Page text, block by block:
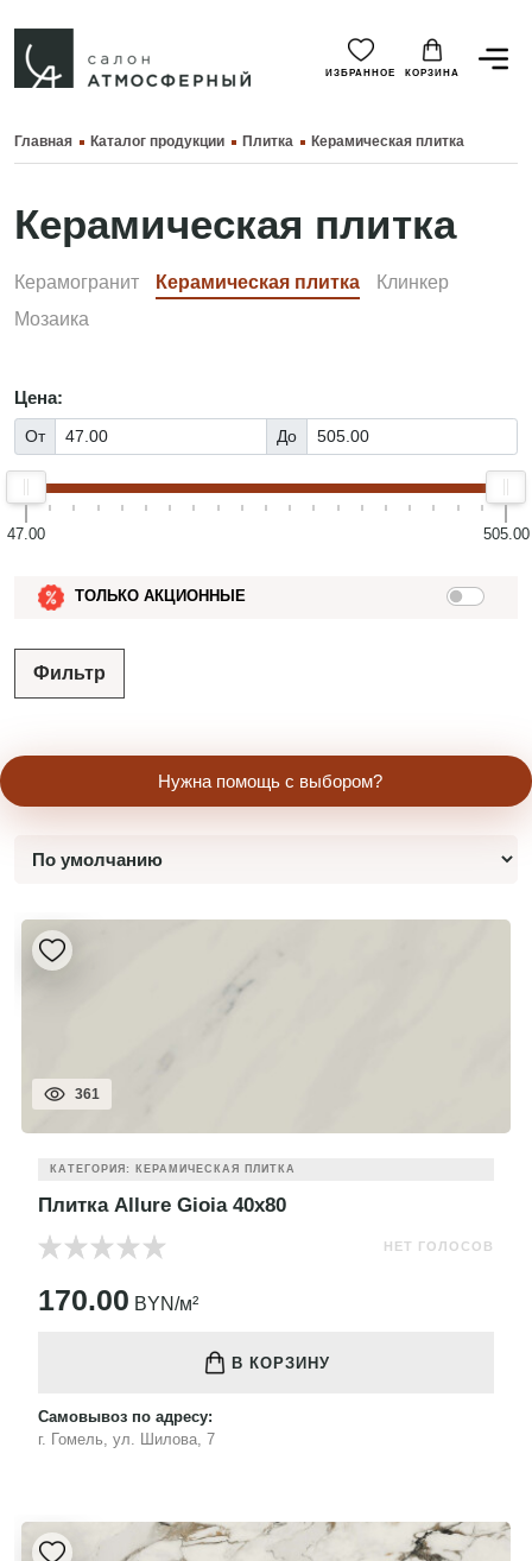
ИЗБРАННОЕ КОРЗИНА
Главная Каталог продукции Плитка Керамическая плитка
Керамическая плитка
Керамогранит Керамическая плитка
Клинкер
Мозаика
Цена:
От До
47.00 505.00
ТОЛЬКО АКЦИОННЫЕ
Фильтр
Нужна помощь с выбором?
361
КАТЕГОРИЯ: КЕРАМИЧЕСКАЯ ПЛИТКА
Плитка Allure Gioia 40x80
НЕТ ГОЛОСОВ
170.00 BYN/м²
В КОРЗИНУ
Самовывоз по адресу:
г. Гомель, ул. Шилова, 7